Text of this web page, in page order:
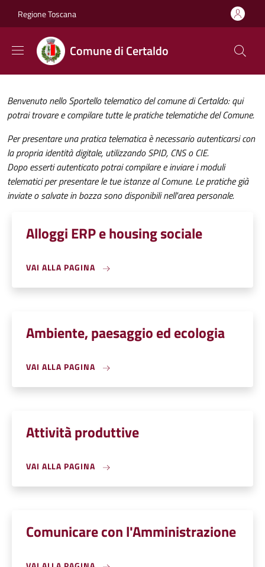
Regione Toscana
Comune di Certaldo
Benvenuto nello Sportello telematico del comune di Certaldo: qui
potrai trovare e compilare tutte le pratiche telematiche del Comune.
Per presentare una pratica telematica è necessario autenticarsi con
la propria identità digitale, utilizzando SPID, CNS o CIE.
Dopo esserti autenticato potrai compilare e inviare i moduli
telematici per presentare le tue istanze al Comune. Le pratiche già
inviate o salvate in bozza sono disponibili nell'area personale.
Alloggi ERP e housing sociale
VAI ALLA PAGINA
Ambiente, paesaggio ed ecologia
VAI ALLA PAGINA
Attività produttive
VAI ALLA PAGINA
Comunicare con l'Amministrazione